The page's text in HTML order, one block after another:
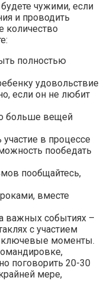
чужими, если
и проводить
количество
полностью
удовольствие
если он не любит
больше вещей
в процессе
пообедать
пообщайтесь,
вместе
важных событиях –
с участием
ключевые моменты.
поговорить 20-30
мере,